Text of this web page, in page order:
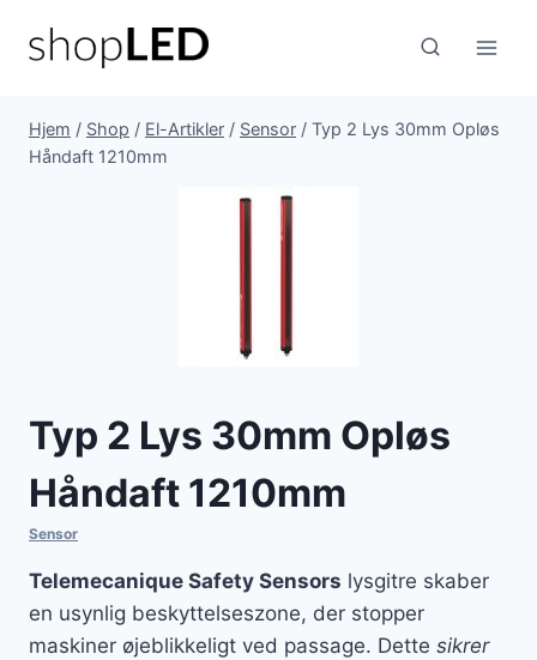
Hjem / Shop / El-Artikler / Sensor / Typ 2 Lys 30mm Opløs
Håndaft 1210mm
Typ 2 Lys 30mm Opløs
Håndaft 1210mm
Sensor
Telemecanique Safety Sensors lysgitre skaber
en usynlig beskyttelseszone, der stopper
maskiner øjeblikkeligt ved passage. Dette sikrer